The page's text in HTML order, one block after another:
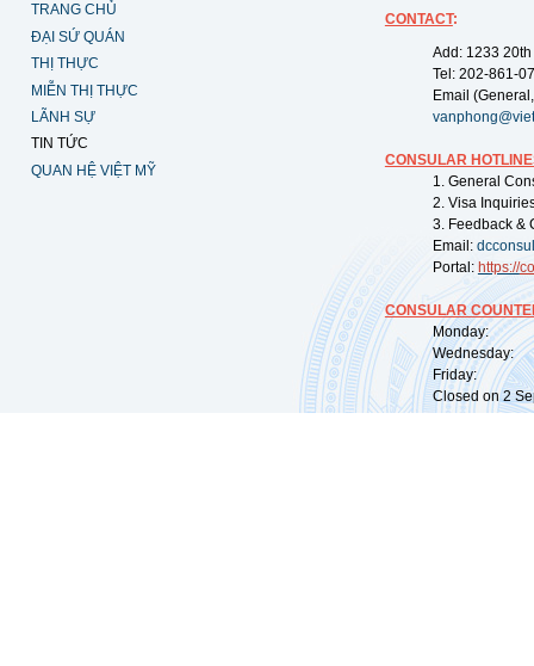
TRANG CHỦ
ĐẠI SỨ QUÁN
THỊ THỰC
MIỄN THỊ THỰC
LÃNH SỰ
TIN TỨC
QUAN HỆ VIỆT MỸ
CONTACT:
Add: 1233
Tel: 202-861-
Email
CONSULAR
1. General
2. Visa
3. Feedback &
Email:
Portal: https://
CONSULAR
Monday:
Wednesday:
Friday:
Closed on 2